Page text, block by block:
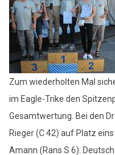
Zum wiederholten Mal
im Eagle-Trike den
Gesamtwertung. Bei den
Rieger (C 42) auf Platz
Amann (Rans S 6).